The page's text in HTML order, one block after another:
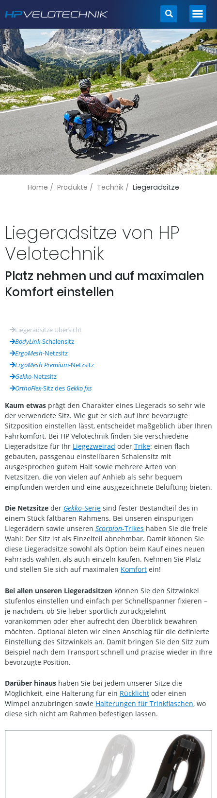
Inhalt
Home / Produkte / Technik / Liegeradsitze
Liegeradsitze von HP
Velotechnik
Platz nehmen und auf maximalen
Komfort einstellen
Kaum etwas prägt den Charakter eines Liegerads so sehr wie
der verwendete Sitz. Wie gut er sich auf Ihre bevorzugte
Sitzposition einstellen lässt, entscheidet maßgeblich über Ihren
Fahrkomfort. Bei HP Velotechnik finden Sie verschiedene
Liegeradsitze für Ihr Liegezweirad oder Trike: einen flach
gebauten, passgenau einstellbaren Schalensitz mit
ausgesprochen gutem Halt sowie mehrere Arten von
Netzsitzen, die von vielen auf Anhieb als sehr bequem
empfunden werden und eine ausgezeichnete Belüftung bieten.
Die Netzsitze der Gekko-Serie sind fester Bestandteil des in
einem Stück faltbaren Rahmens. Bei unseren einspurigen
Liegerädern sowie unseren Scorpion-Trikes haben Sie die freie
Wahl: Der Sitz ist als Einzelteil abnehmbar. Damit können Sie
diese Liegeradsitze sowohl als Option beim Kauf eines neuen
Fahrrads wählen, als auch einzeln kaufen. Nehmen Sie Platz
und stellen Sie sich auf maximalen Komfort ein!
Bei allen unseren Liegeradsitzen können Sie den Sitzwinkel
stufenlos einstellen und einfach per Schnellspanner fixieren –
je nachdem, ob Sie lieber sportlich zurückgelehnt
vorankommen oder eher aufrecht den Überblick bewahren
möchten. Optional bieten wir einen Anschlag für die definierte
Einstellung des Sitzwinkels an. Damit bringen Sie den Sitz zum
Beispiel nach dem Transport schnell und präzise wieder in Ihre
bevorzugte Position.
Darüber hinaus haben Sie bei jedem unserer Sitze die
Möglichkeit, eine Halterung für ein Rücklicht oder einen
Wimpel anzubringen sowie Halterungen für Trinkflaschen, wo
diese sich nicht am Rahmen befestigen lassen.
Liegeradsitze Übersicht
BodyLink-Schalensitz
ErgoMesh-Netzsitz
ErgoMesh Premium-Netzsitz
Gekko-Netzsitz
OrthoFlex-Sitz des Gekko fxs